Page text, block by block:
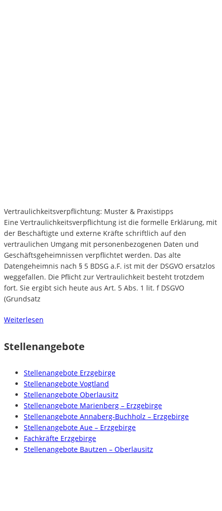
Vertraulichkeitsverpflichtung: Muster & Praxistipps
Eine Vertraulichkeitsverpflichtung ist die formelle Erklärung, mit
der Beschäftigte und externe Kräfte schriftlich auf den
vertraulichen Umgang mit personenbezogenen Daten und
Geschäftsgeheimnissen verpflichtet werden. Das alte
Datengeheimnis nach § 5 BDSG a.F. ist mit der DSGVO ersatzlos
weggefallen. Die Pflicht zur Vertraulichkeit besteht trotzdem
fort. Sie ergibt sich heute aus Art. 5 Abs. 1 lit. f DSGVO
(Grundsatz
Weiterlesen
Stellenangebote
Stellenangebote Erzgebirge
Stellenangebote Vogtland
Stellenangebote Oberlausitz
Stellenangebote Marienberg – Erzgebirge
Stellenangebote Annaberg-Buchholz – Erzgebirge
Stellenangebote Aue – Erzgebirge
Fachkräfte Erzgebirge
Stellenangebote Bautzen – Oberlausitz